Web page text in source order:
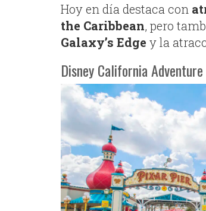
Hoy en día destaca con
the Caribbean, pero
Galaxy’s Edge y la
Disney California Adventure